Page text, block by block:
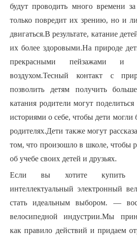
будут проводить много времени
только повредит их зрению, но и
двигаться.В результате, катание
их более здоровыми.На природе
прекрасными пейзажами и
воздухом.Тесный контакт с
позволить детям получить
катания родители могут
историями о себе, чтобы дети могли
родителях.Дети также могут
том, что произошло в школе, чтобы
об учебе своих детей и друзьях.
Если вы хотите купить
интеллектуальный электронный
стать идеальным выбором. —
велосипедной индустрии.Мы
как правило действий и придаем